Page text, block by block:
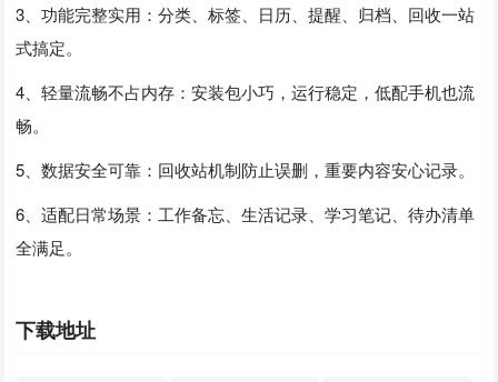
3、功能完整实用：分类、标签、日历、提醒、归档、回收一站
式搞定。
4、轻量流畅不占内存：安装包小巧，运行稳定，低配手机也流
畅。
5、数据安全可靠：回收站机制防止误删，重要内容安心记录。
6、适配日常场景：工作备忘、生活记录、学习笔记、待办清单
全满足。
下载地址